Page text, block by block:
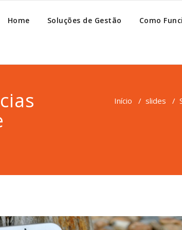
Home Soluções de Gestão Como
Início / slides /